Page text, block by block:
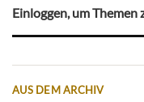
Einloggen, um Themen
AUS DEM ARCHIV